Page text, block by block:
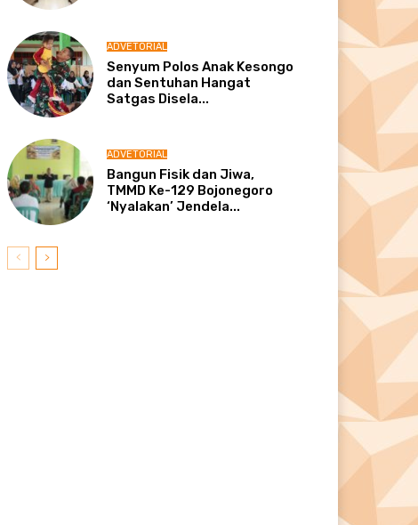
ADVETORIAL
Senyum Polos Anak Kesongo
dan Sentuhan Hangat
Satgas Disela...
ADVETORIAL
Bangun Fisik dan Jiwa,
TMMD Ke-129 Bojonegoro
‘Nyalakan’ Jendela...